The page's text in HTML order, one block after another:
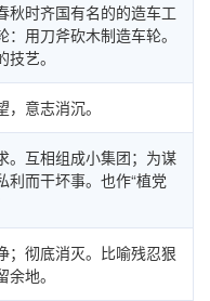
秋时齐国有名的的造车工
：用刀斧砍木制造车轮。
艺。
，意志消沉。
。互相组成小集团；为谋
利而干坏事。也作“植党
；彻底消灭。比喻残忍狠
地。